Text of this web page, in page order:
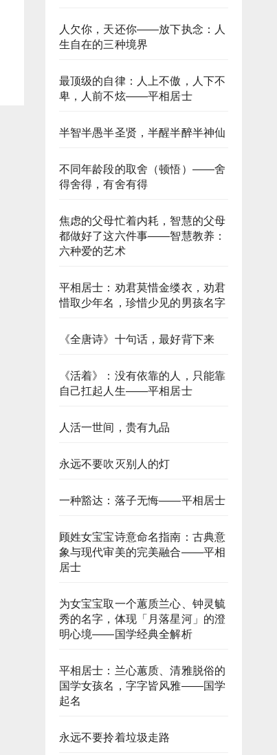
人欠你，天还你——放下执念：人
生自在的三种境界
最顶级的自律：人上不傲，人下不
卑，人前不炫——平相居士
半智半愚半圣贤，半醒半醉半神仙
不同年龄段的取舍（顿悟）——舍
得舍得，有舍有得
焦虑的父母忙着内耗，智慧的父母
都做好了这六件事——智慧教养：
六种爱的艺术​
平相居士：劝君莫惜金缕衣，劝君
惜取少年名，珍惜少见的男孩名字
《全唐诗》十句话，最好背下来
《活着》：没有依靠的人，只能靠
自己扛起人生——平相居士
人活一世间，贵有九品
永远不要吹灭别人的灯
一种豁达：落子无悔——平相居士
顾姓女宝宝诗意命名指南：古典意
象与现代审美的完美融合——平相
居士
为女宝宝取一个蕙质兰心、钟灵毓
秀的名字，体现「月落星河」的澄
明心境——国学经典全解析
平相居士：兰心蕙质、清雅脱俗的
国学女孩名，字字皆风雅——国学
起名
永远不要拎着垃圾走路